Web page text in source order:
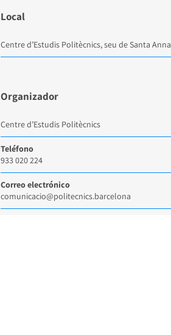
Local
Centre d’Estudis Politècnics, seu de Santa Anna
Organizador
Centre d’Estudis Politècnics
Teléfono
933 020 224
Correo electrónico
comunicacio@politecnics.barcelona